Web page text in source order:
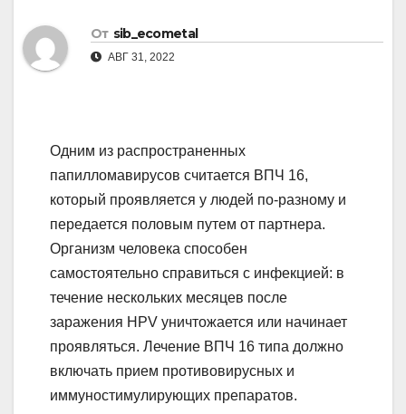
От sib_ecometal
АВГ 31, 2022
Одним из распространенных
папилломавирусов считается ВПЧ 16,
который проявляется у людей по-разному и
передается половым путем от партнера.
Организм человека способен
самостоятельно справиться с инфекцией: в
течение нескольких месяцев после
заражения HPV уничтожается или начинает
проявляться. Лечение ВПЧ 16 типа должно
включать прием противовирусных и
иммуностимулирующих препаратов.